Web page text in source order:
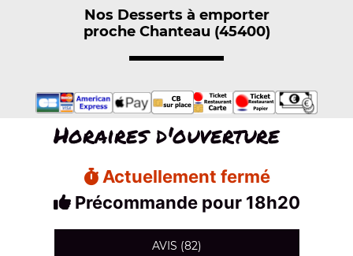
Nos Desserts à emporter
proche Chanteau (45400)
Horaires d'ouverture
Actuellement fermé
Précommande pour 18h20
AVIS (82)